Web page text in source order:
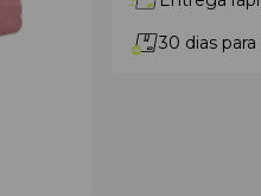
30 dias